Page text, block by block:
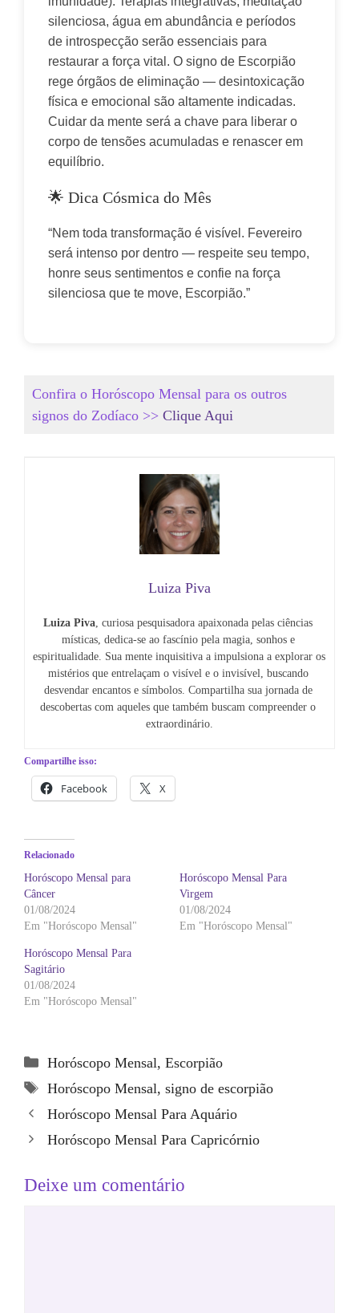
silenciosa, água em abundância e períodos
de introspecção serão essenciais para
restaurar a força vital. O signo de Escorpião
rege órgãos de eliminação — desintoxicação
física e emocional são altamente indicadas.
Cuidar da mente será a chave para liberar o
corpo de tensões acumuladas e renascer em
equilíbrio.
🌟 Dica Cósmica do Mês
“Nem toda transformação é visível. Fevereiro
será intenso por dentro — respeite seu tempo,
honre seus sentimentos e confie na força
silenciosa que te move, Escorpião.”
Confira o Horóscopo Mensal para os outros
signos do Zodíaco >> Clique Aqui
Luiza Piva
Luiza Piva , curiosa pesquisadora apaixonada pelas ciências
místicas, dedica-se ao fascínio pela magia, sonhos e
espiritualidade. Sua mente inquisitiva a impulsiona a explorar os
mistérios que entrelaçam o visível e o invisível, buscando
desvendar encantos e símbolos. Compartilha sua jornada de
descobertas com aqueles que também buscam compreender o
extraordinário.
Compartilhe isso:
Facebook X
Relacionado
Horóscopo Mensal para
Câncer
01/08/2024
Em "Horóscopo Mensal"
Horóscopo Mensal Para
Virgem
01/08/2024
Em "Horóscopo Mensal"
Horóscopo Mensal Para
Sagitário
01/08/2024
Em "Horóscopo Mensal"
Categorias
Horóscopo Mensal, Escorpião
Tags
Horóscopo Mensal, signo de escorpião
Horóscopo Mensal Para Aquário
Horóscopo Mensal Para Capricórnio
Deixe um comentário